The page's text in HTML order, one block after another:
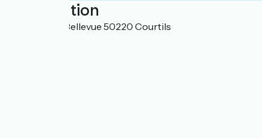
Localisation
8 résidence Bellevue 50220 Courtils